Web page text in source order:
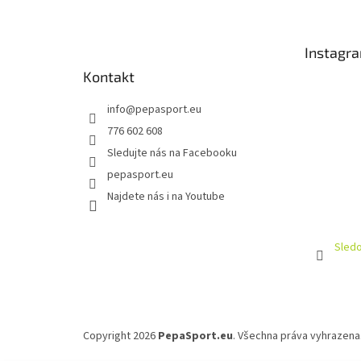
Kontakt
info@pepasport.eu
776 602 608
Sledujte nás na Facebooku
pepasport.eu
Najdete nás i na Youtube
Copyright 2026 PepaSport.eu. Všechna práva vyhrazena.